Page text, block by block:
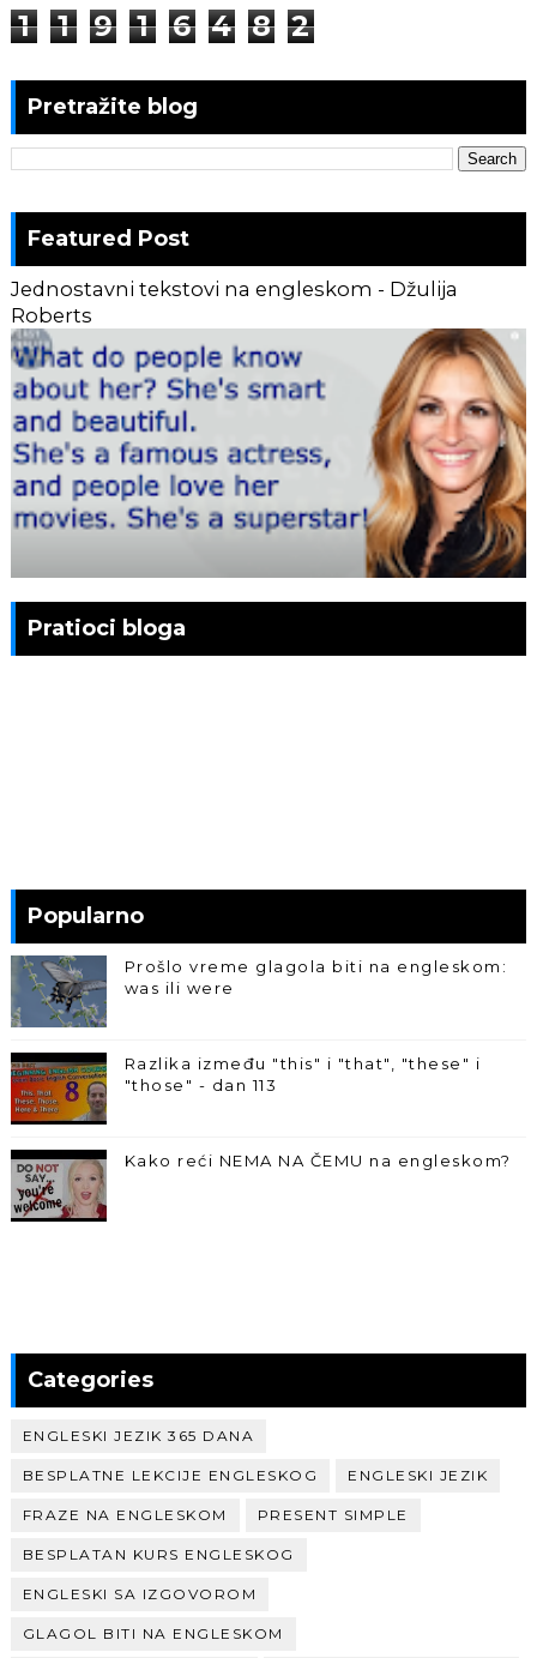
1 1 9 1 6 4 8 2
Pretražite blog
Featured Post
Jednostavni tekstovi na engleskom - Džulija
Roberts
Pratioci bloga
Popularno
Prošlo vreme glagola biti na engleskom:
was ili were
Razlika između "this" i "that", "these" i
"those" - dan 113
Kako reći NEMA NA ČEMU na engleskom?
Categories
ENGLESKI JEZIK 365 DANA
BESPLATNE LEKCIJE ENGLESKOG ENGLESKI JEZIK
FRAZE NA ENGLESKOM PRESENT SIMPLE
BESPLATAN KURS ENGLESKOG
ENGLESKI SA IZGOVOROM
GLAGOL BITI NA ENGLESKOM